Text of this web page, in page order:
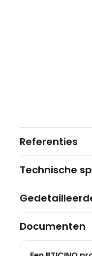
Referenties
Technische
Documenten